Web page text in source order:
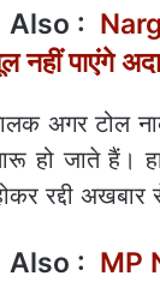
Also :
नहीं पाएंगे
अगर टोल
हो जाते हैं।
रद्दी
Also : MP